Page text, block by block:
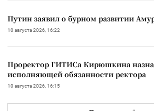
Путин заявил о бурном развитии
10 августа 2026, 16:22
Проректор ГИТИСа Кирюшкина
исполняющей обязанности ректора
10 августа 2026, 16:15